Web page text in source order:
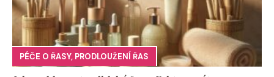
PÉČE O ŘASY, PRODLOUŽENÍ ŘAS